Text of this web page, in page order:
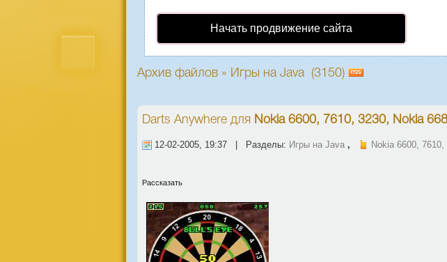
Начать продвижение сайта
Архив файлов » Игры на Java (3150)
Darts Anywhere для Nokia 6600, 7610, 3230, Nokia
12-02-2005, 19:37 | Разделы: Игры на Java , Nokia 6600, 7610,
Рассказать